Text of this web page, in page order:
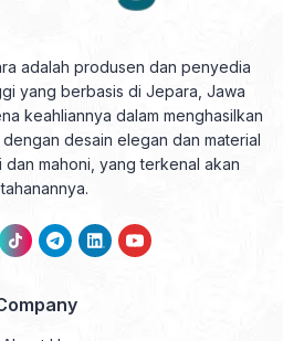
adalah produsen dan penyedia
yang berbasis di Jepara, Jawa
keahliannya dalam menghasilkan
desain elegan dan material
mahoni, yang terkenal akan